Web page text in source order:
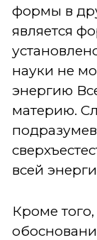
формы в
является
науки не
энергию
материю.
всей
Кроме